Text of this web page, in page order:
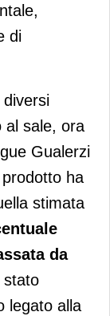
di
al sale, ora
Gualerzi
ha
stimata
da
stato
legato alla